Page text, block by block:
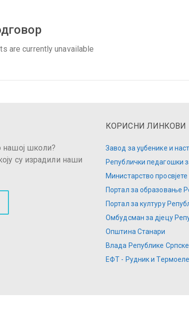
are currently unavailable
нашој школи?
су израдили наши
КОРИСНИ ЛИНКОВИ
Завод за уџбенике и
Републички педагошки
Министарство просвјете
Портал за образовање
Портал за културу
Омбудсман за дјецу
Општина Станари
Влада Републике Српске
ЕФТ - Рудник и